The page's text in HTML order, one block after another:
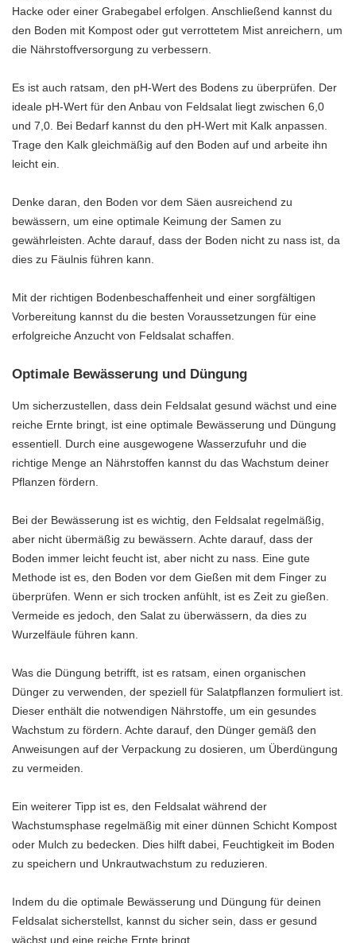
Hacke oder einer Grabegabel erfolgen. Anschließend kannst du
den Boden mit Kompost oder gut verrottetem Mist anreichern, um
die Nährstoffversorgung zu verbessern.
Es ist auch ratsam, den pH-Wert des Bodens zu überprüfen. Der
ideale pH-Wert für den Anbau von Feldsalat liegt zwischen 6,0
und 7,0. Bei Bedarf kannst du den pH-Wert mit Kalk anpassen.
Trage den Kalk gleichmäßig auf den Boden auf und arbeite ihn
leicht ein.
Denke daran, den Boden vor dem Säen ausreichend zu
bewässern, um eine optimale Keimung der Samen zu
gewährleisten. Achte darauf, dass der Boden nicht zu nass ist, da
dies zu Fäulnis führen kann.
Mit der richtigen Bodenbeschaffenheit und einer sorgfältigen
Vorbereitung kannst du die besten Voraussetzungen für eine
erfolgreiche Anzucht von Feldsalat schaffen.
Optimale Bewässerung und Düngung
Um sicherzustellen, dass dein Feldsalat gesund wächst und eine
reiche Ernte bringt, ist eine optimale Bewässerung und Düngung
essentiell. Durch eine ausgewogene Wasserzufuhr und die
richtige Menge an Nährstoffen kannst du das Wachstum deiner
Pflanzen fördern.
Bei der Bewässerung ist es wichtig, den Feldsalat regelmäßig,
aber nicht übermäßig zu bewässern. Achte darauf, dass der
Boden immer leicht feucht ist, aber nicht zu nass. Eine gute
Methode ist es, den Boden vor dem Gießen mit dem Finger zu
überprüfen. Wenn er sich trocken anfühlt, ist es Zeit zu gießen.
Vermeide es jedoch, den Salat zu überwässern, da dies zu
Wurzelfäule führen kann.
Was die Düngung betrifft, ist es ratsam, einen organischen
Dünger zu verwenden, der speziell für Salatpflanzen formuliert ist.
Dieser enthält die notwendigen Nährstoffe, um ein gesundes
Wachstum zu fördern. Achte darauf, den Dünger gemäß den
Anweisungen auf der Verpackung zu dosieren, um Überdüngung
zu vermeiden.
Ein weiterer Tipp ist es, den Feldsalat während der
Wachstumsphase regelmäßig mit einer dünnen Schicht Kompost
oder Mulch zu bedecken. Dies hilft dabei, Feuchtigkeit im Boden
zu speichern und Unkrautwachstum zu reduzieren.
Indem du die optimale Bewässerung und Düngung für deinen
Feldsalat sicherstellst, kannst du sicher sein, dass er gesund
wächst und eine reiche Ernte bringt.